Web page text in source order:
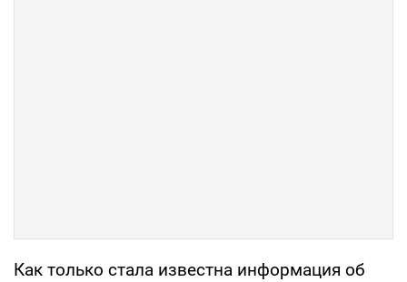
Как только стала известна информация об